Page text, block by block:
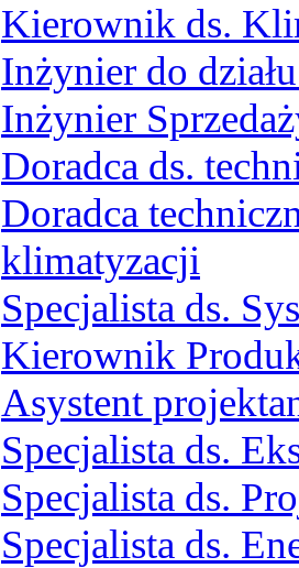
Kierownik ds.
Inżynier do
Inżynier
Doradca ds.
Doradca
klimatyzacji
Specjalista ds.
Kierownik
Asystent
Specjalista ds.
Specjalista ds.
Specjalista ds.